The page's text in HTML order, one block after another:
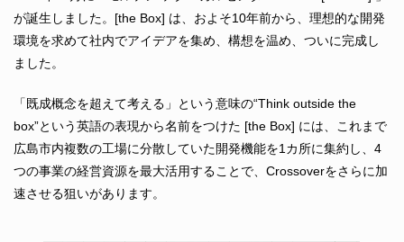
が誕生しました。[the Box] は、およそ10年前から、理想的な開発
環境を求めて社内でアイデアを集め、構想を温め、ついに完成し
ました。
「既成概念を超えて考える」という意味の“Think outside the
box”という英語の表現から名前をつけた [the Box] には、これまで
広島市内複数の工場に分散していた開発機能を1カ所に集約し、4
つの事業の経営資源を最⼤活⽤することで、Crossoverをさらに加
速させる狙いがあります。